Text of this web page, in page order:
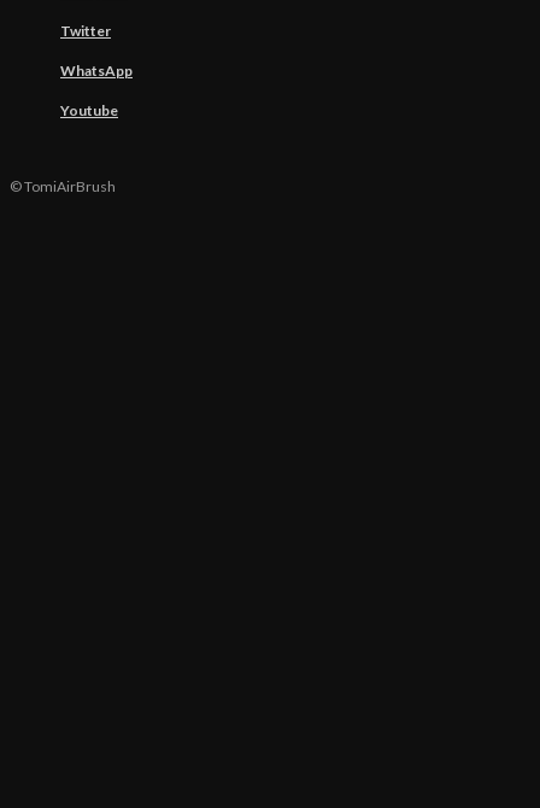
Twitter
WhatsApp
Youtube
© TomiAirBrush